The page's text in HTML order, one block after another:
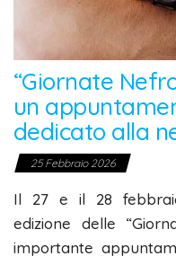
“Giornate
un
dedicato alla
25 Febbraio 2026
Il 27 e il 28
edizione delle
importante